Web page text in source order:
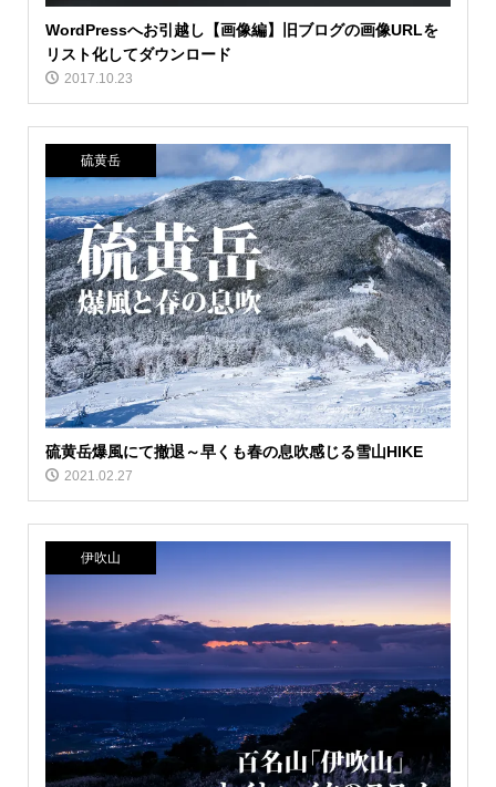
WordPressへお引越し【画像編】旧ブログの画像URLを
リスト化してダウンロード
2017.10.23
硫黄岳
硫黄岳爆風にて撤退～早くも春の息吹感じる雪山HIKE
2021.02.27
伊吹山